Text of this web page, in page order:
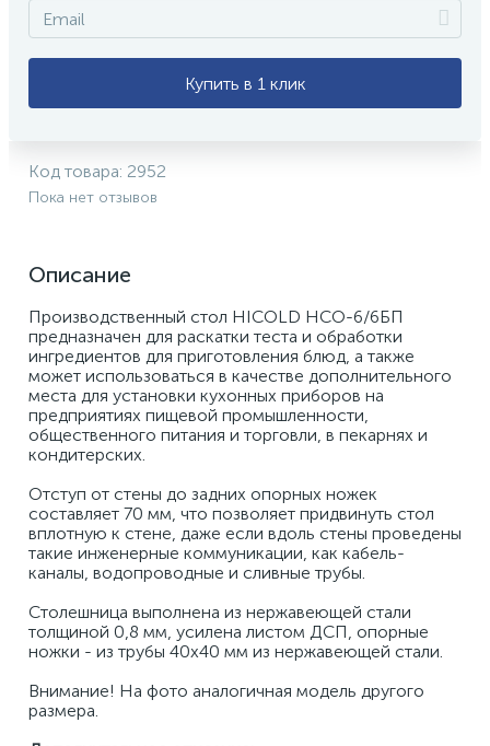
Купить в 1 клик
Код товара: 2952
Пока нет отзывов
Описание
Производственный стол HICOLD НСО-6/6БП
предназначен для раскатки теста и обработки
ингредиентов для приготовления блюд, а также
может использоваться в качестве дополнительного
места для установки кухонных приборов на
предприятиях пищевой промышленности,
общественного питания и торговли, в пекарнях и
кондитерских.
Отступ от стены до задних опорных ножек
составляет 70 мм, что позволяет придвинуть стол
вплотную к стене, даже если вдоль стены проведены
такие инженерные коммуникации, как кабель-
каналы, водопроводные и сливные трубы.
Столешница выполнена из нержавеющей стали
толщиной 0,8 мм, усилена листом ДСП, опорные
ножки - из трубы 40х40 мм из нержавеющей стали.
Внимание! На фото аналогичная модель другого
размера.